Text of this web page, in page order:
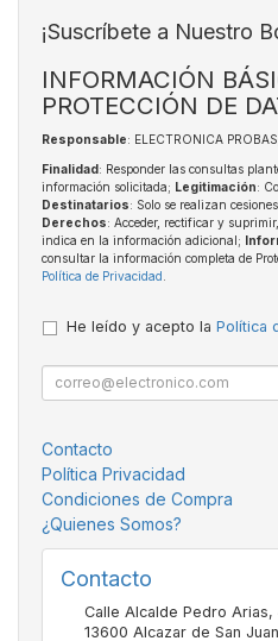
¡Suscríbete a Nuestro
INFORMACIÓN
PROTECCIÓN DE
Responsable: ELECTRONICA
Finalidad: Responder las consultas
información solicitada; Legitimación:
Destinatarios: Solo se realizan
Derechos: Acceder, rectificar y
indica en la información adicional;
consultar la información completa de
Política de Privacidad
He leído y acepto la Política
Contacto
Política Privacidad
Condiciones de Compra
¿Quienes Somos?
Contacto
Calle Alcalde Pedro Arias,
13600 Alcazar de San Juan